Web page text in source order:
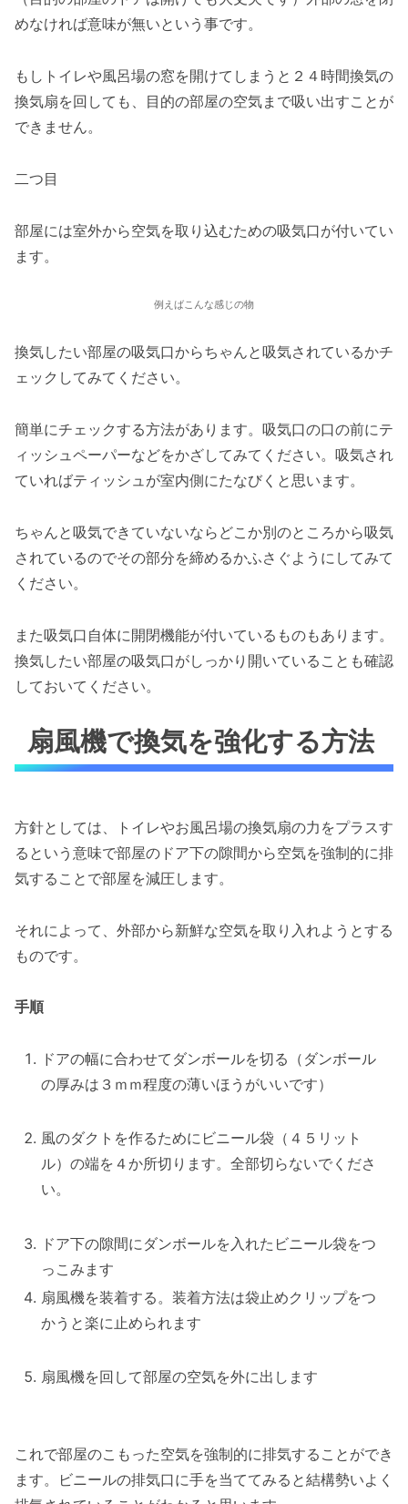
めなければ意味が無いという事です。
もしトイレや風呂場の窓を開けてしまうと２４時間換気の
換気扇を回しても、目的の部屋の空気まで吸い出すことが
できません。
二つ目
部屋には室外から空気を取り込むための吸気口が付いてい
ます。
例えばこんな感じの物
換気したい部屋の吸気口からちゃんと吸気されているかチ
ェックしてみてください。
簡単にチェックする方法があります。吸気口の口の前にテ
ィッシュペーパーなどをかざしてみてください。吸気され
ていればティッシュが室内側にたなびくと思います。
ちゃんと吸気できていないならどこか別のところから吸気
されているのでその部分を締めるかふさぐようにしてみて
ください。
また吸気口自体に開閉機能が付いているものもあります。
換気したい部屋の吸気口がしっかり開いていることも確認
しておいてください。
扇風機で換気を強化する方法
方針としては、トイレやお風呂場の換気扇の力をプラスす
るという意味で部屋のドア下の隙間から空気を強制的に排
気することで部屋を減圧します。
それによって、外部から新鮮な空気を取り入れようとする
ものです。
手順
ドアの幅に合わせてダンボールを切る（ダンボール
の厚みは３ｍｍ程度の薄いほうがいいです）
風のダクトを作るためにビニール袋（４５リット
ル）の端を４か所切ります。全部切らないでくださ
い。
ドア下の隙間にダンボールを入れたビニール袋をつ
っこみます
扇風機を装着する。装着方法は袋止めクリップをつ
かうと楽に止められます
扇風機を回して部屋の空気を外に出します
これで部屋のこもった空気を強制的に排気することができ
ます。ビニールの排気口に手を当ててみると結構勢いよく